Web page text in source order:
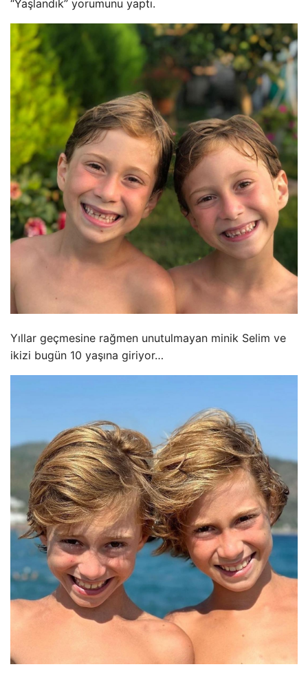
“Yaşlandık” yorumunu yaptı.
Yıllar geçmesine rağmen unutulmayan minik Selim ve
ikizi bugün 10 yaşına giriyor…